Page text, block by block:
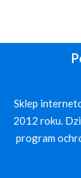
Sklep
2012 roku.
program